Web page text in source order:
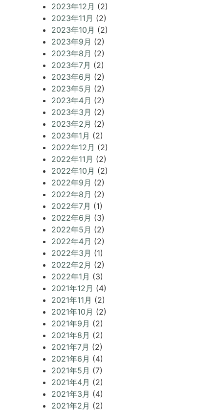
2023年12月 (2)
2023年11月 (2)
2023年10月 (2)
2023年9月 (2)
2023年8月 (2)
2023年7月 (2)
2023年6月 (2)
2023年5月 (2)
2023年4月 (2)
2023年3月 (2)
2023年2月 (2)
2023年1月 (2)
2022年12月 (2)
2022年11月 (2)
2022年10月 (2)
2022年9月 (2)
2022年8月 (2)
2022年7月 (1)
2022年6月 (3)
2022年5月 (2)
2022年4月 (2)
2022年3月 (1)
2022年2月 (2)
2022年1月 (3)
2021年12月 (4)
2021年11月 (2)
2021年10月 (2)
2021年9月 (2)
2021年8月 (2)
2021年7月 (2)
2021年6月 (4)
2021年5月 (7)
2021年4月 (2)
2021年3月 (4)
2021年2月 (2)